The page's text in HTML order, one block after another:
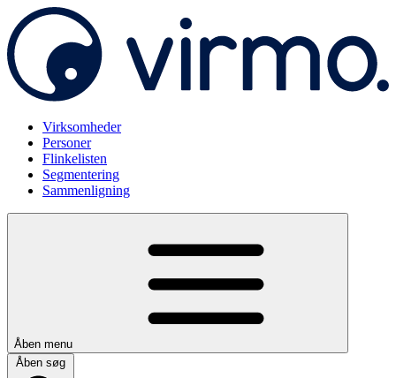
Virksomheder
Personer
Flinkelisten
Segmentering
Sammenligning
Åben menu
Åben søg